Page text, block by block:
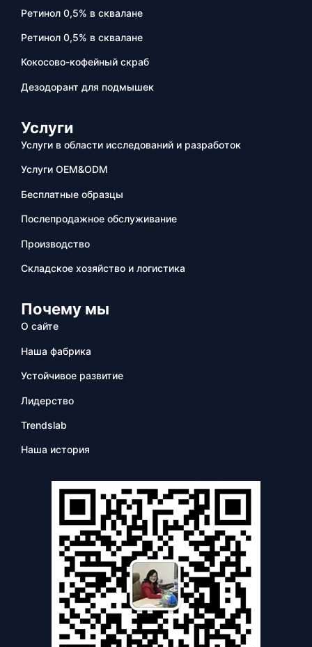
Ретинол 0,5% в сквалане
Ретинол 0,5% в сквалане
Кокосово-кофейный скраб
Дезодорант для подмышек
Услуги
Услуги в области исследований и разработок
Услуги OEM&ODM
Бесплатные образцы
Послепродажное обслуживание
Производство
Складское хозяйство и логистика
Почему мы
О сайте
Наша фабрика
Устойчивое развитие
Лидерство
Trendslab
Наша история